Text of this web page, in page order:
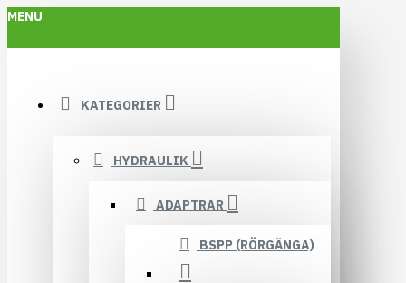
MENU
KATEGORIER
HYDRAULIK
ADAPTRAR
BSPP (RÖRGÄNGA)